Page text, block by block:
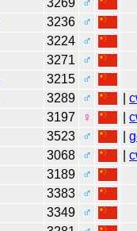
3236
♂
3224
♂
3271
♂
3215
♂
3289 ♂ |
3197 ♀ |
3523 ♂ |
3068 ♂ |
3189
♂
3383
♂
3349
♂